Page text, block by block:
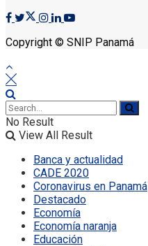
Copyright © SNIP Panamá
No Result
View All Result
Banca y actualidad
CADE 2020
Coronavirus en Panamá
Destacado
Economía
Economía naranja
Educación